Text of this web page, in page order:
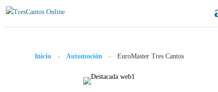
Inicio » Automoción » EuroMaster Tres Cantos